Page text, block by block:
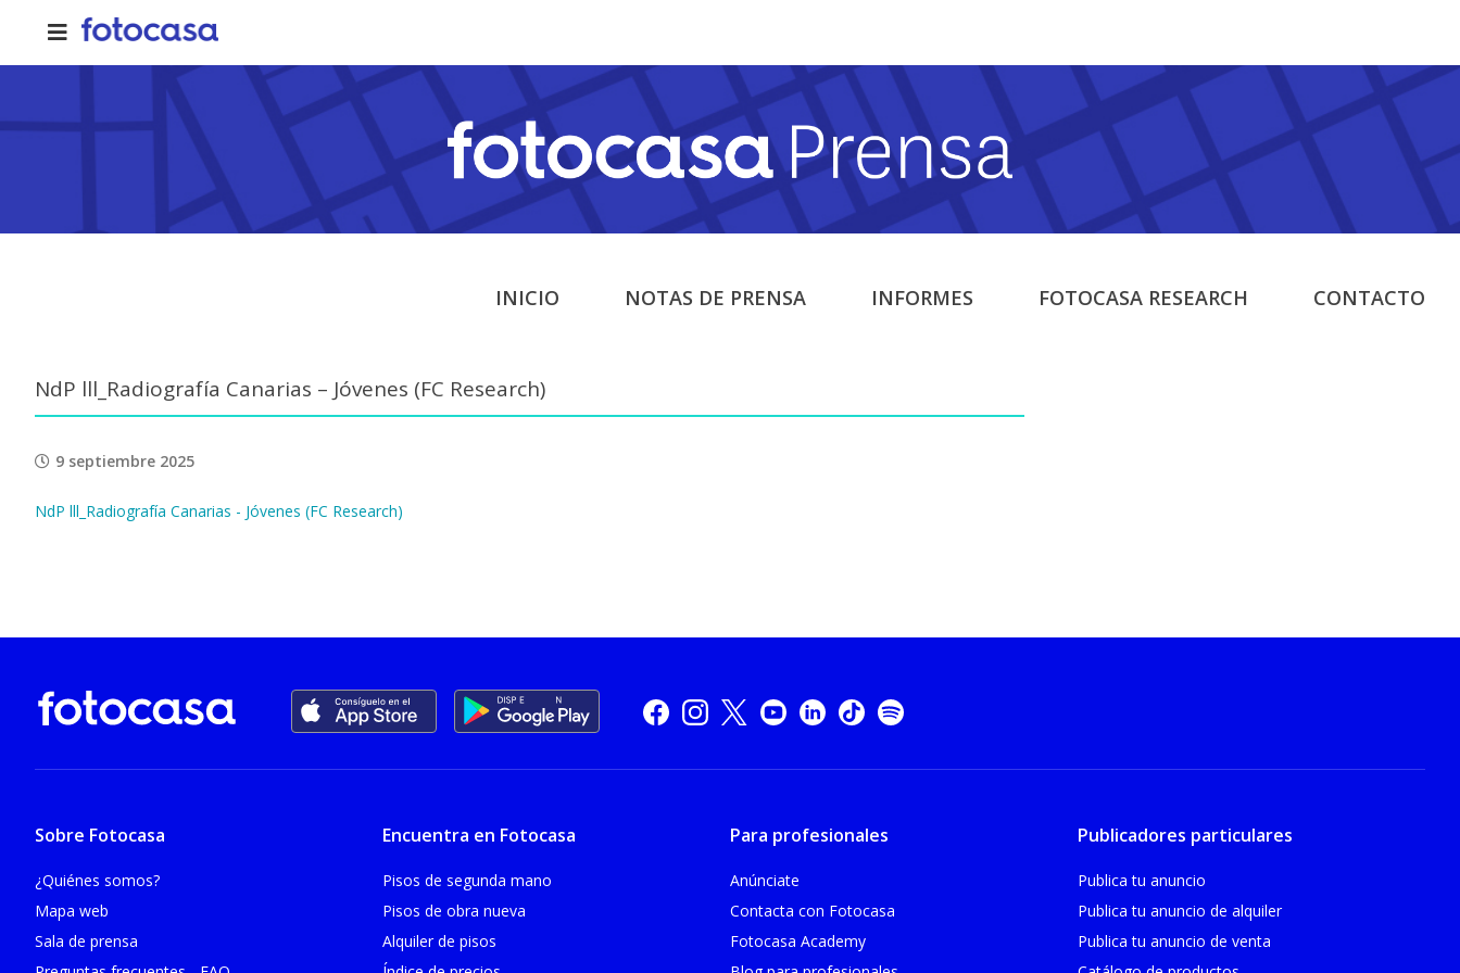
content
INICIO NOTAS DE PRENSA INFORMES FOTOCASA RESEARCH CONTACTO
NdP lll_Radiografía Canarias – Jóvenes (FC Research)
9 septiembre 2025
NdP lll_Radiografía Canarias - Jóvenes (FC Research)
Sobre Fotocasa
¿Quiénes somos?
Mapa web
Sala de prensa
Encuentra en Fotocasa
Pisos de segunda mano
Pisos de obra nueva
Alquiler de pisos
Para profesionales
Anúnciate
Contacta con Fotocasa
Fotocasa Academy
Publicadores particulares
Publica tu anuncio
Publica tu anuncio de alquiler
Publica tu anuncio de venta